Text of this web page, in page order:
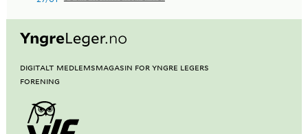
Digitalt medlemsmagasin for Yngre Legers
Forening